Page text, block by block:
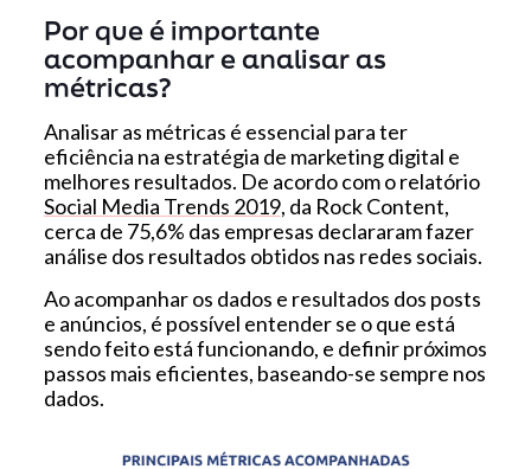
Por que é importante
acompanhar e analisar as
métricas?
Analisar as métricas é essencial para ter
eficiência na estratégia de marketing digital e
melhores resultados. De acordo com o relatório
Social Media Trends 2019, da Rock Content,
cerca de 75,6% das empresas declararam fazer
análise dos resultados obtidos nas redes sociais.
Ao acompanhar os dados e resultados dos posts
e anúncios, é possível entender se o que está
sendo feito está funcionando, e definir próximos
passos mais eficientes, baseando-se sempre nos
dados.